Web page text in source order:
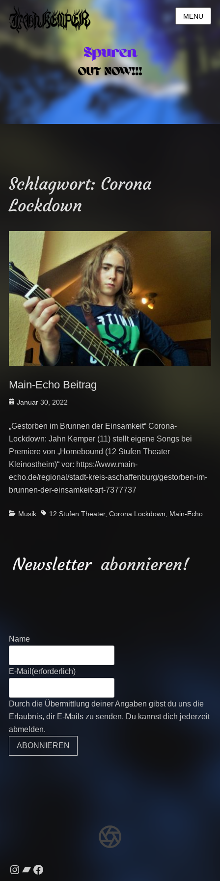
MENU
Schlagwort: Corona
Lockdown
Main-Echo Beitrag
Posted
Januar 30, 2022
„Gestorben im Brunnen der Einsamkeit“ Corona-
Lockdown: Jahn Kemper (11) stellt eigene Songs bei
Premiere von „Homebound (12 Stufen Theater
Kleinostheim)“ vor: https://www.main-
echo.de/regional/stadt-kreis-aschaffenburg/gestorben-im-
brunnen-der-einsamkeit-art-7377737
Categories
Musik Tags12 Stufen Theater, Corona Lockdown Main-Echo
Newsletter abonnieren!
Name
E-Mail (erforderlich)
Durch die Übermittlung deiner Angaben gibst du uns die
Erlaubnis, dir E-Mails zu senden. Du kannst dich jederzeit
abmelden.
ABONNIEREN
Instagram
Bandcamp
Facebook